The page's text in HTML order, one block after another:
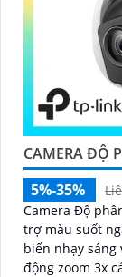
CAMERA ĐỘ
5%-35%
Camera Độ
trợ màu suốt
biến nhạy sáng
động zoom 3x